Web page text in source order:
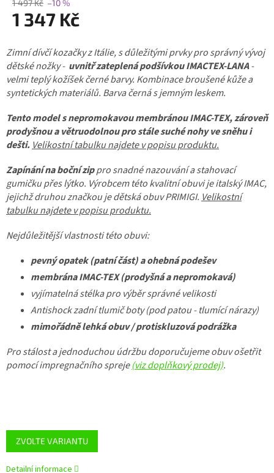
1 497 Kč –10 %
1 347 Kč
cena:
ZVOLTE VARIANTU
Zimní dívčí kozačky z Itálie, s důležitými prvky pro správný vývoj
dětské nožky - uvnitř zateplená podšívkou IMACTEX-LANA-
velmi teplý kožíšek černé barvy. Kombinace broušené kůže a
syntetických materiálů. Barva černá s jemným leskem.
Tento model s nepromokavou membránou IMAC-TEX, zároveň
prodyšnou a větruodolnou pro stále suché nohy ve sněhu i
dešti.Velikostní tabulku najdete v popisu produktu.
Zapínání na boční zippro snadné nazouvání a stahovací
gumičku přes lýtko. Výrobcem této kvalitní obuvi je italský IMAC,
jejichž druhou značkou je dětská obuv PRIMIGI.Velikostní
tabulku najdete v popisu produktu.
Nejdůležitější vlastnosti této obuvi:
pevný opatek (patní část) a ohebná podešev
membrána IMAC-TEX(prodyšná a nepromokavá)
vyjímatelná stélka pro výběr správné velikosti
Antishock zadní tlumič boty (pod patou - tlumící nárazy)
mimořádně lehká obuv / protiskluzová podrážka
Pro stálost a jednoduchou údržbu doporučujeme obuv ošetřit
pomocí impregnačního spreje(viz doplňkový prodej).
Detailní informace